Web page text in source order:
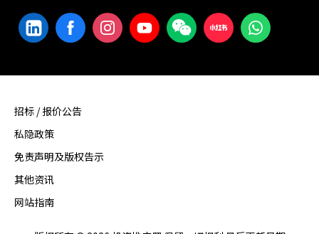
招标 / 报价公告
私隐政策
免责声明及版权告示
其他资讯
网站指南